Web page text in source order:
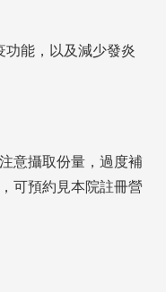
功能，以及減少發炎
意攝取份量，過度補
可預約見本院註冊營